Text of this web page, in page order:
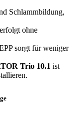
Schlammbildung,
ohne
sorgt für weniger
Trio 10.1 ist